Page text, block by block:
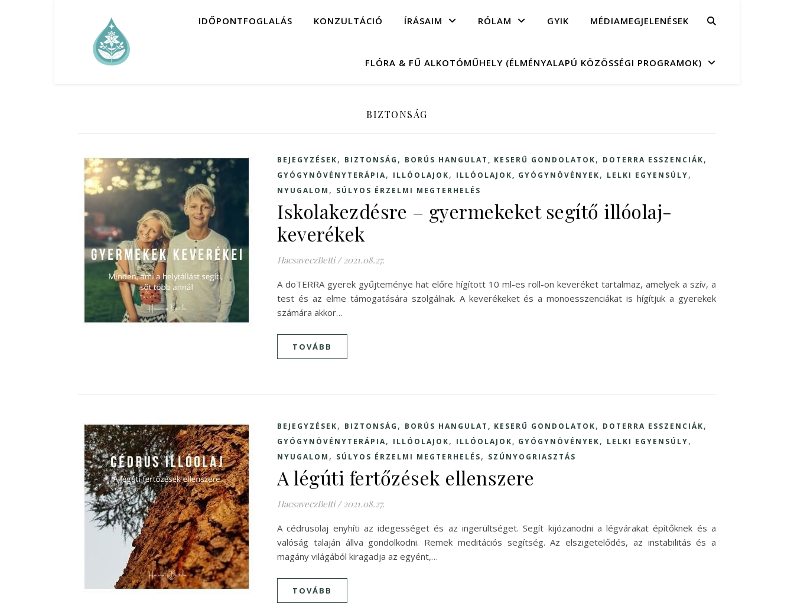
IDŐPONTFOGLALÁS KONZULTÁCIÓ ÍRÁSAIM RÓLAM GYIK MÉDIAMEGJELENÉSEK
FLÓRA & FŰ ALKOTÓMŰHELY (ÉLMÉNYALAPÚ KÖZÖSSÉGI PROGRAMOK)
BIZTONSÁG
BEJEGYZÉSEK, BIZTONSÁG , BORÚS HANGULAT, KESERŰ GONDOLATOK, DOTERRA ESSZENCIÁK,
GYÓGYNÖVÉNYTERÁPIA, ILLÓOLAJOK, ILLÓOLAJOK, GYÓGYNÖVÉNYEK, LELKI EGYENSÚLY,
NYUGALOM , SÚLYOS ÉRZELMI MEGTERHELÉS
Iskolakezdésre – gyermekeket segítő illóolaj-
keverékek
HacsaveczBetti / 2021.08.27.
A doTERRA gyerek gyűjteménye hat előre hígított 10 ml-es roll-on keveréket tartalmaz, amelyek a szív, a
test és az elme támogatására szolgálnak. A keverékeket és a monoesszenciákat is hígítjuk a gyerekek
számára akkor…
TOVÁBB
BEJEGYZÉSEK, BIZTONSÁG , BORÚS HANGULAT, KESERŰ GONDOLATOK, DOTERRA ESSZENCIÁK,
GYÓGYNÖVÉNYTERÁPIA, ILLÓOLAJOK, ILLÓOLAJOK, GYÓGYNÖVÉNYEK, LELKI EGYENSÚLY,
NYUGALOM , SÚLYOS ÉRZELMI MEGTERHELÉS, SZÚNYOGRIASZTÁS
A légúti fertőzések ellenszere
HacsaveczBetti / 2021.08.27.
A cédrusolaj enyhíti az idegességet és az ingerültséget. Segít kijózanodni a légvárakat építőknek és a
valóság talaján állva gondolkodni. Remek meditációs segítség. Az elszigetelődés, az instabilitás és a
magány világából kiragadja az egyént,…
TOVÁBB